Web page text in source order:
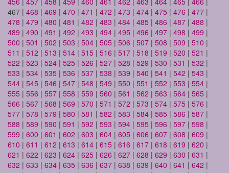
467 | 468 | 469 | 470 | 471 | 472 | 473 | 474 | 475 | 476 | 477 |
478 | 479 | 480 | 481 | 482 | 483 | 484 | 485 | 486 | 487 | 488 |
489 | 490 | 491 | 492 | 493 | 494 | 495 | 496 | 497 | 498 | 499 |
500 | 501 | 502 | 503 | 504 | 505 | 506 | 507 | 508 | 509 | 510 |
511 | 512 | 513 | 514 | 515 | 516 | 517 | 518 | 519 | 520 | 521 |
522 | 523 | 524 | 525 | 526 | 527 | 528 | 529 | 530 | 531 | 532 |
533 | 534 | 535 | 536 | 537 | 538 | 539 | 540 | 541 | 542 | 543 |
544 | 545 | 546 | 547 | 548 | 549 | 550 | 551 | 552 | 553 | 554 |
555 | 556 | 557 | 558 | 559 | 560 | 561 | 562 | 563 | 564 | 565 |
566 | 567 | 568 | 569 | 570 | 571 | 572 | 573 | 574 | 575 | 576 |
577 | 578 | 579 | 580 | 581 | 582 | 583 | 584 | 585 | 586 | 587 |
588 | 589 | 590 | 591 | 592 | 593 | 594 | 595 | 596 | 597 | 598 |
599 | 600 | 601 | 602 | 603 | 604 | 605 | 606 | 607 | 608 | 609 |
610 | 611 | 612 | 613 | 614 | 615 | 616 | 617 | 618 | 619 | 620 |
621 | 622 | 623 | 624 | 625 | 626 | 627 | 628 | 629 | 630 | 631 |
632 | 633 | 634 | 635 | 636 | 637 | 638 | 639 | 640 | 641 | 642 |